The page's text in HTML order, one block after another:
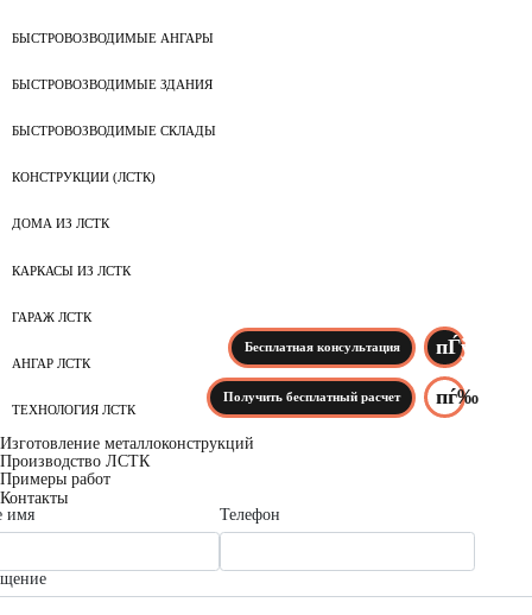
БЫСТРОВОЗВОДИМЫЕ АНГАРЫ
БЫСТРОВОЗВОДИМЫЕ ЗДАНИЯ
БЫСТРОВОЗВОДИМЫЕ СКЛАДЫ
КОНСТРУКЦИИ (ЛСТК)
ДОМА ИЗ ЛСТК
КАРКАСЫ ИЗ ЛСТК
ГАРАЖ ЛСТК
АНГАР ЛСТК
ТЕХНОЛОГИЯ ЛСТК
Бесплатная консультация
Получить бесплатный расчет
Изготовление металлоконструкций
Производство ЛСТК
Примеры работ
Контакты
имя
Телефон